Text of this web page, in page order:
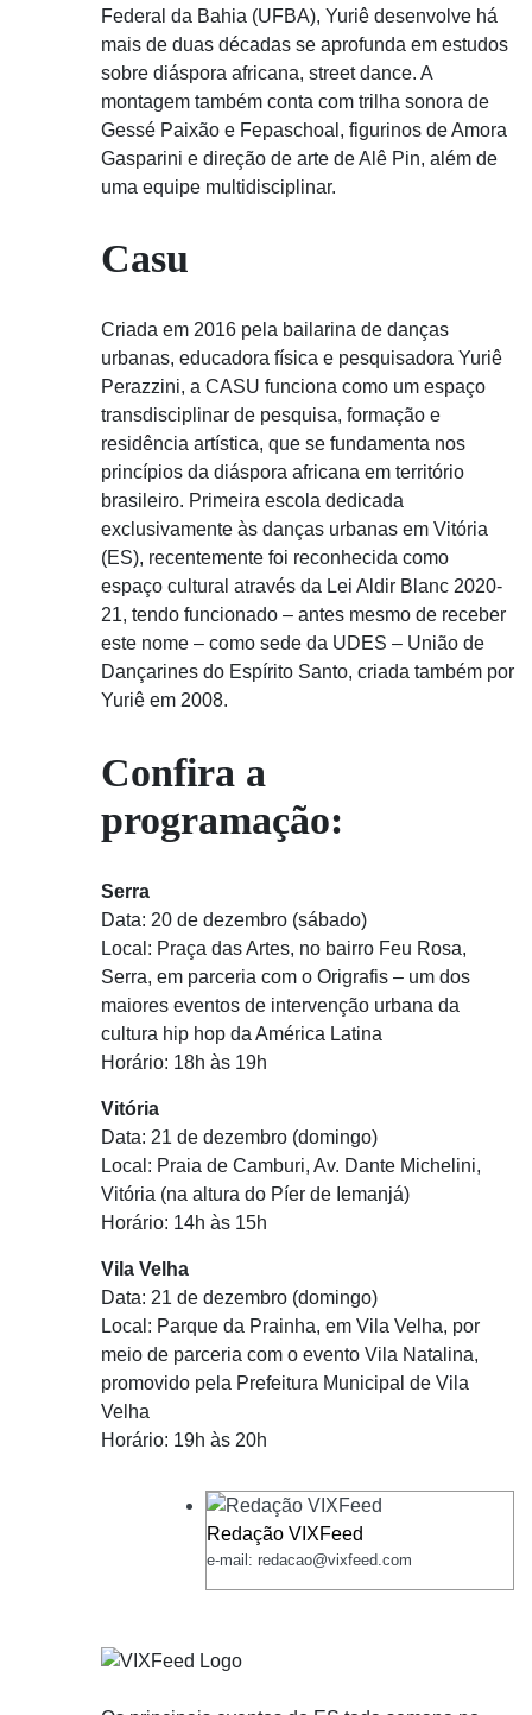
Federal da Bahia (UFBA), Yuriê desenvolve há
mais de duas décadas se aprofunda em estudos
sobre diáspora africana, street dance. A
montagem também conta com trilha sonora de
Gessé Paixão e Fepaschoal, figurinos de Amora
Gasparini e direção de arte de Alê Pin, além de
uma equipe multidisciplinar.
Casu
Criada em 2016 pela bailarina de danças
urbanas, educadora física e pesquisadora Yuriê
Perazzini, a CASU funciona como um espaço
transdisciplinar de pesquisa, formação e
residência artística, que se fundamenta nos
princípios da diáspora africana em território
brasileiro. Primeira escola dedicada
exclusivamente às danças urbanas em Vitória
(ES), recentemente foi reconhecida como
espaço cultural através da Lei Aldir Blanc 2020-
21, tendo funcionado – antes mesmo de receber
este nome – como sede da UDES – União de
Dançarines do Espírito Santo, criada também por
Yuriê em 2008.
Confira a
programação:
Serra
Data: 20 de dezembro (sábado)
Local: Praça das Artes, no bairro Feu Rosa,
Serra, em parceria com o Origrafis – um dos
maiores eventos de intervenção urbana da
cultura hip hop da América Latina
Horário: 18h às 19h
Vitória
Data: 21 de dezembro (domingo)
Local: Praia de Camburi, Av. Dante Michelini,
Vitória (na altura do Píer de Iemanjá)
Horário: 14h às 15h
Vila Velha
Data: 21 de dezembro (domingo)
Local: Parque da Prainha, em Vila Velha, por
meio de parceria com o evento Vila Natalina,
promovido pela Prefeitura Municipal de Vila
Velha
Horário: 19h às 20h
Redação VIXFeed
e-mail: redacao@vixfeed.com